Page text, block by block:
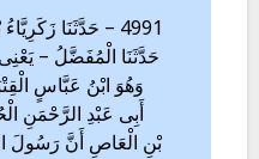
4991 – حَدَّثَنَا
حَدَّثَنَا الْمُفَضَّلُ –
وَهُوَ ابْنُ عَبَّاسٍ
أَبِى عَبْدِ الرَّحْمَنِ
بْنِ الْعَاصِ أَنَّ رَسُولَ